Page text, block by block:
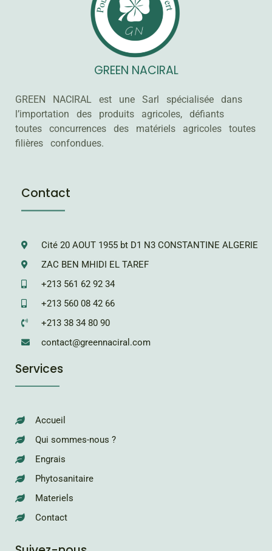
GREEN NACIRAL
GREEN NACIRAL est une Sarl spécialisée dans
l’importation des produits agricoles, défiants
toutes concurrences des matériels agricoles toutes
filières confondues.
Contact
Cité 20 AOUT 1955 bt D1 N3 CONSTANTINE ALGERIE
ZAC BEN MHIDI EL TAREF
+213 561 62 92 34
+213 560 08 42 66
+213 38 34 80 90
contact@greennaciral.com
Services
Accueil
Qui sommes-nous ?
Engrais
Phytosanitaire
Materiels
Contact